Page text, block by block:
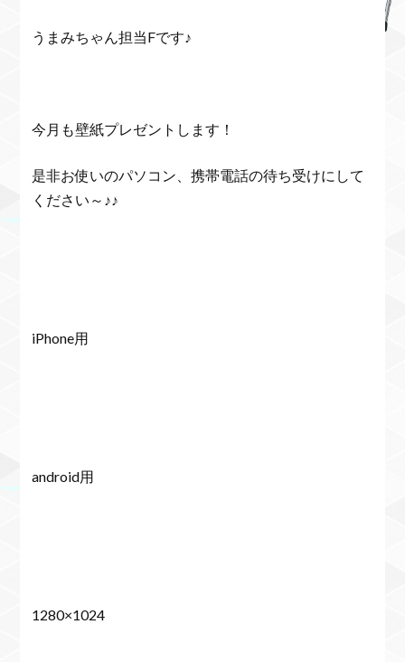
うまみちゃん担当Fです♪
今月も壁紙プレゼントします！
是非お使いのパソコン、携帯電話の待ち受けにして
ください～♪♪
iPhone用
android用
1280×1024